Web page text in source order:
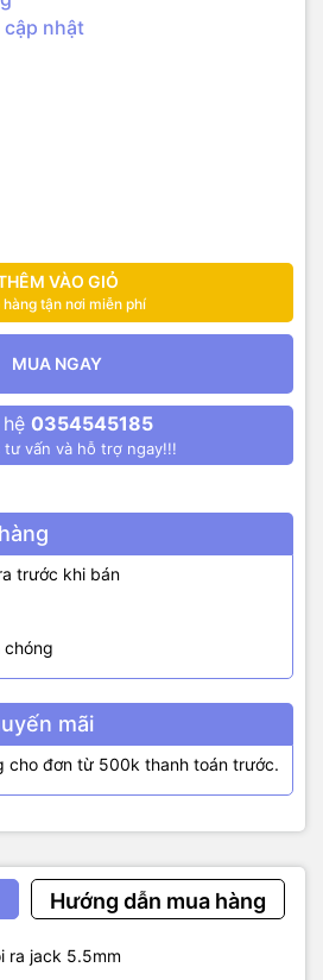
nhật
VÀO GIỎ
hàng tận nơi miễn phí
MUA NGAY
0354545185
vấn và hỗ trợ ngay!!!
trước khi bán
chóng
mãi
cho đơn từ 500k thanh toán trước.
Hướng dẫn mua hàng
ra jack 5.5mm